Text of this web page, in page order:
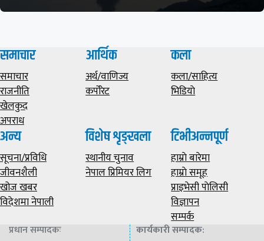
समाचार
समाचार
राजनीति
खेलकुद
अपराध
आर्थिक
अर्थ/वाणिज्य
कर्पोरेट
कला
कला/साहित्य
भिडियाे
अन्य
सूचना/प्रविधि
जीवनशैली
खोज खबर
विदेशमा नेपाली
विशेष शृङ्खला
स्थानीय चुनाव
नेपाल प्रिमियर लिग
टिभीअन्नपूर्ण
हाम्राे बारेमा
हाम्राे समूह
प्राइभेसी पाेलिसी
विज्ञापन
सम्पर्क
प्रधान सम्पादकः कार्यकारी सम्पादक: